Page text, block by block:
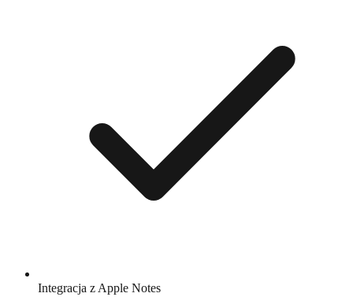
Integracja z Apple Notes